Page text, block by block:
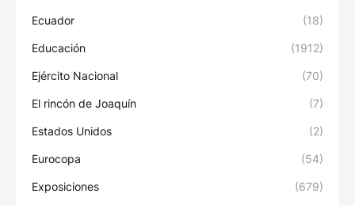
Ecuador (18)
Educación (1912)
Ejército Nacional (70)
El rincón de Joaquín (7)
Estados Unidos (2)
Eurocopa (54)
Exposiciones (679)